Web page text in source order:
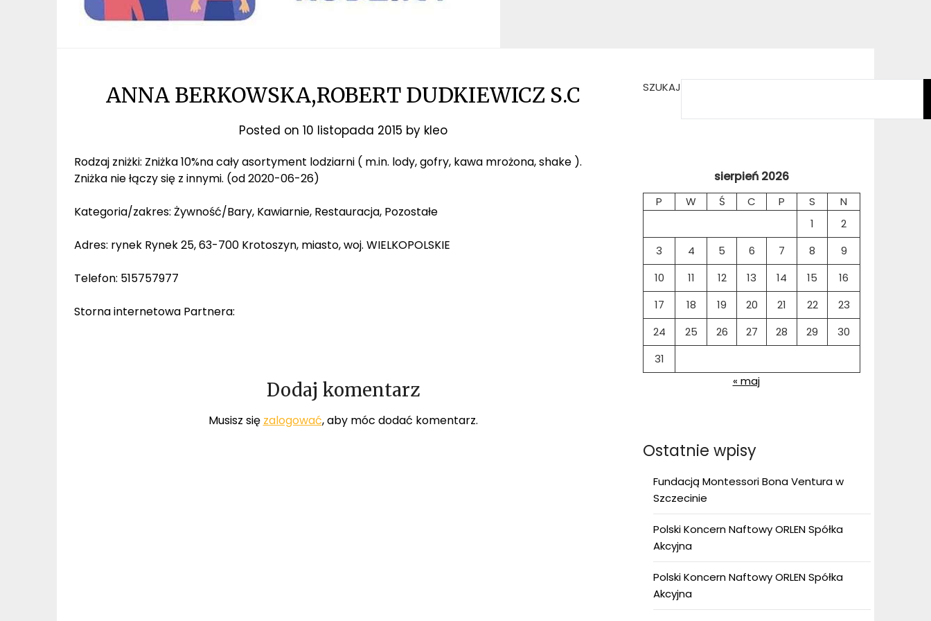
ANNA BERKOWSKA,ROBERT DUDKIEWICZ S.C
Posted on 10 listopada 2015 by kleo
Rodzaj zniżki: Zniżka 10%na cały asortyment lodziarni ( m.in. lody, gofry, kawa mrożona, shake ).
Zniżka nie łączy się z innymi. (od 2020-06-26)
Kategoria/zakres: Żywność/Bary, Kawiarnie, Restauracja, Pozostałe
Adres: rynek Rynek 25, 63-700 Krotoszyn, miasto, woj. WIELKOPOLSKIE
Telefon: 515757977
Storna internetowa Partnera:
Dodaj komentarz
Musisz się zalogować, aby móc dodać komentarz.
SZUKAJ
sierpień 2026
P W Ś C P S
N
1
2
3
4 5 6 7 8
9
10
11 12 13 14 15
16
17
18 19 20 21 22
23
24
25 26 27 28 29
30
31
« maj
Ostatnie wpisy
Fundacją Montessori Bona Ventura w
Szczecinie
Polski Koncern Naftowy ORLEN Spółka
Akcyjna
Polski Koncern Naftowy ORLEN Spółka
Akcyjna